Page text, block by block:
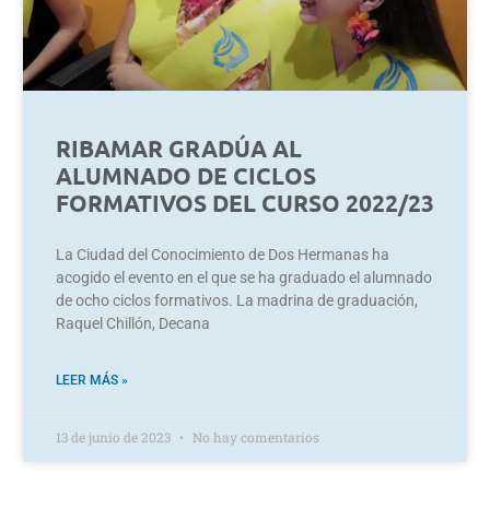
RIBAMAR GRADÚA AL
ALUMNADO DE CICLOS
FORMATIVOS DEL CURSO 2022/23
La Ciudad del Conocimiento de Dos Hermanas ha
acogido el evento en el que se ha graduado el alumnado
de ocho ciclos formativos. La madrina de graduación,
Raquel Chillón, Decana
LEER MÁS »
13 de junio de 2023 No hay comentarios